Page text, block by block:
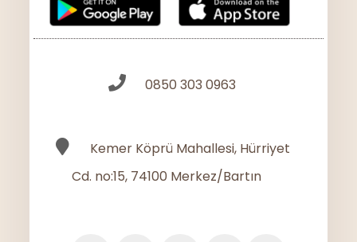
0850 303 0963
Kemer Köprü Mahallesi, Hürriyet
Cd. no:15, 74100 Merkez/Bartın